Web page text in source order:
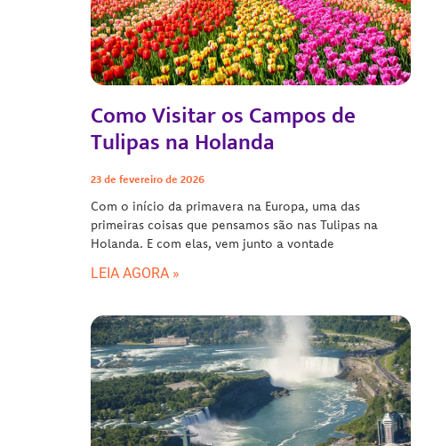
Como Visitar os Campos de
Tulipas na Holanda
23 de fevereiro de 2026
Com o início da primavera na Europa, uma das
primeiras coisas que pensamos são nas Tulipas na
Holanda. E com elas, vem junto a vontade
LEIA AGORA »